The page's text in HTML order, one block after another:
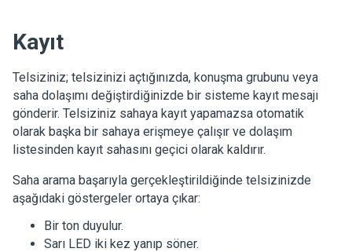
Kayıt
Telsiziniz; telsizinizi açtığınızda, konuşma grubunu veya
saha dolaşımı değiştirdiğinizde bir sisteme kayıt mesajı
gönderir. Telsiziniz sahaya kayıt yapamazsa otomatik
olarak başka bir sahaya erişmeye çalışır ve dolaşım
listesinden kayıt sahasını geçici olarak kaldırır.
Saha arama başarıyla gerçekleştirildiğinde telsizinizde
aşağıdaki göstergeler ortaya çıkar:
Bir ton duyulur.
Sarı LED iki kez yanıp söner.